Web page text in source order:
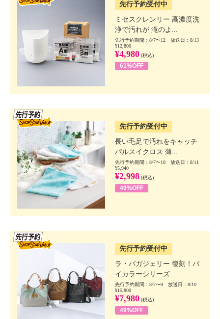
先行予約受付中
ミセスクレンリー 高濃度洗
浄で汚れが 滝のよ...
先行予約期間：8/7〜12 放送日：8/13
¥12,800
¥4,980 (税込)
61%OFF
先行予約受付中
長い毛足で汚れをキャッチ
パルスイクロス 薄...
先行予約期間：8/7〜10 放送日：8/11
¥5,940
¥2,998 (税込)
49%OFF
先行予約受付中
ラ・バガジェリー 復刻！バ
イカラーシリーズ ...
先行予約期間：8/7〜9 放送日：8/10
¥15,800
¥7,980 (税込)
49%OFF